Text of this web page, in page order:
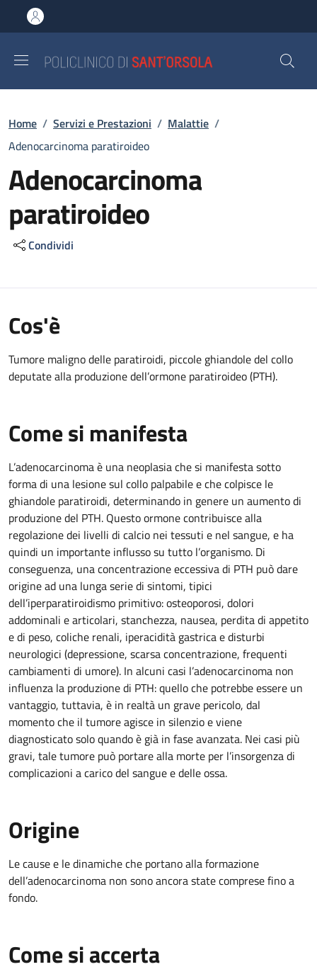
al contenuto principale
to footer content
Briciole di pane
Home / Servizi e Prestazioni / Malattie /
Adenocarcinoma paratiroideo
Adenocarcinoma
paratiroideo
Condividi
Cos'è
Tumore maligno delle paratiroidi, piccole ghiandole del collo
deputate alla produzione dell’ormone paratiroideo (PTH).
Come si manifesta
L’adenocarcinoma è una neoplasia che si manifesta sotto
forma di una lesione sul collo palpabile e che colpisce le
ghiandole paratiroidi, determinando in genere un aumento di
produzione del PTH. Questo ormone contribuisce alla
regolazione dei livelli di calcio nei tessuti e nel sangue, e ha
quindi un importante influsso su tutto l’organismo. Di
conseguenza, una concentrazione eccessiva di PTH può dare
origine ad una lunga serie di sintomi, tipici
dell’iperparatiroidismo primitivo: osteoporosi, dolori
addominali e articolari, stanchezza, nausea, perdita di appetito
e di peso, coliche renali, iperacidità gastrica e disturbi
neurologici (depressione, scarsa concentrazione, frequenti
cambiamenti di umore). In alcuni casi l’adenocarcinoma non
influenza la produzione di PTH: quello che potrebbe essere un
vantaggio, tuttavia, è in realtà un grave pericolo, dal
momento che il tumore agisce in silenzio e viene
diagnosticato solo quando è già in fase avanzata. Nei casi più
gravi, tale tumore può portare alla morte per l’insorgenza di
complicazioni a carico del sangue e delle ossa.
Origine
Le cause e le dinamiche che portano alla formazione
dell’adenocarcinoma non sono ancora state comprese fino a
fondo.
Come si accerta